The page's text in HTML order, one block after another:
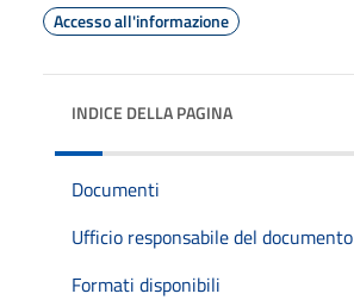
Accesso all'informazione
INDICE DELLA PAGINA
Documenti
Ufficio responsabile del documento
Formati disponibili